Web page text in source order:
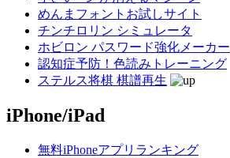
めんまフォントお試しサイト
チンチロリン シミュレータ
ホビロン パスワード強化メーカー
認知症予防！色読みトレーニング
ステルス将棋 棋譜再生
iPhone/iPad
無料iPhoneアプリランキング